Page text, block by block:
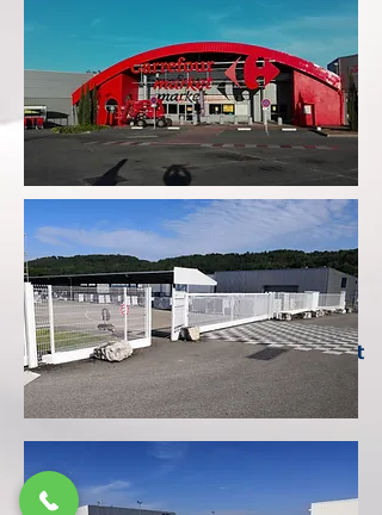
Mise en peinture Carrefour
market St Clair de la Tour.
Peinture: laque PU béton +
acrylique spécial bardage.
Application: airless + rouleau et
brosse.